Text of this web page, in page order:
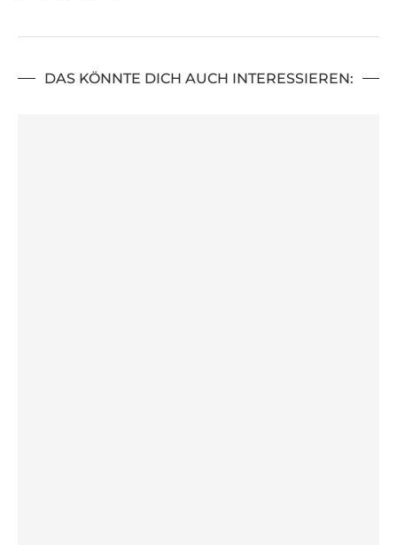
DAS KÖNNTE DICH AUCH INTERESSIEREN: